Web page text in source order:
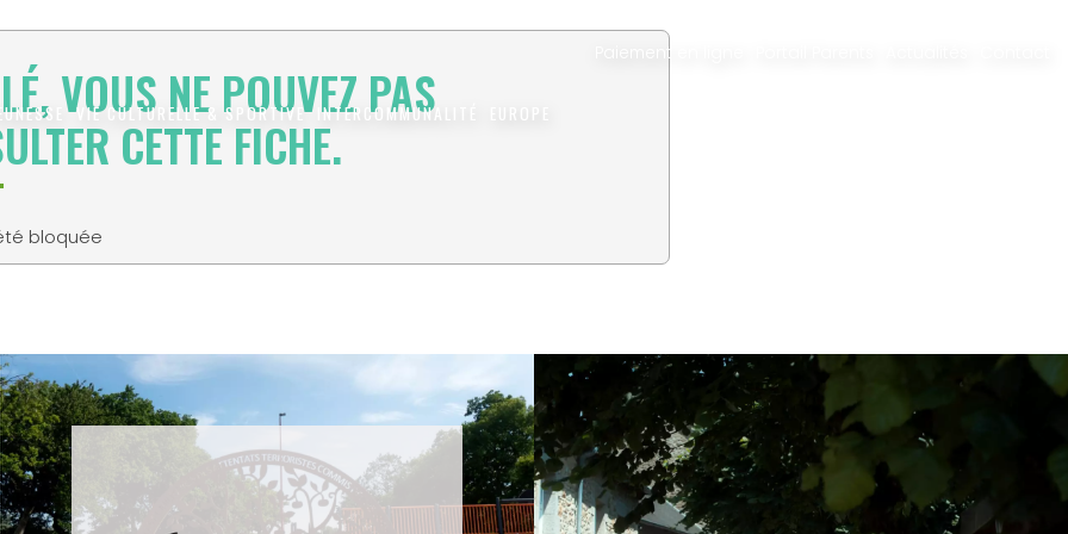
Paiement en ligne
VIE CULTURELLE & SPORTIVE INTERCOMMUNALITÉ
VOUS NE POUVEZ PAS
CETTE FICHE.
bloquée